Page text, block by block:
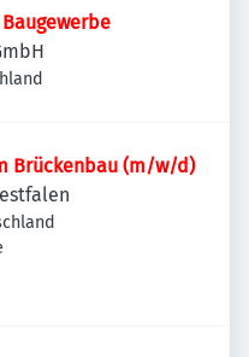
Brückenbau (m/w/d)